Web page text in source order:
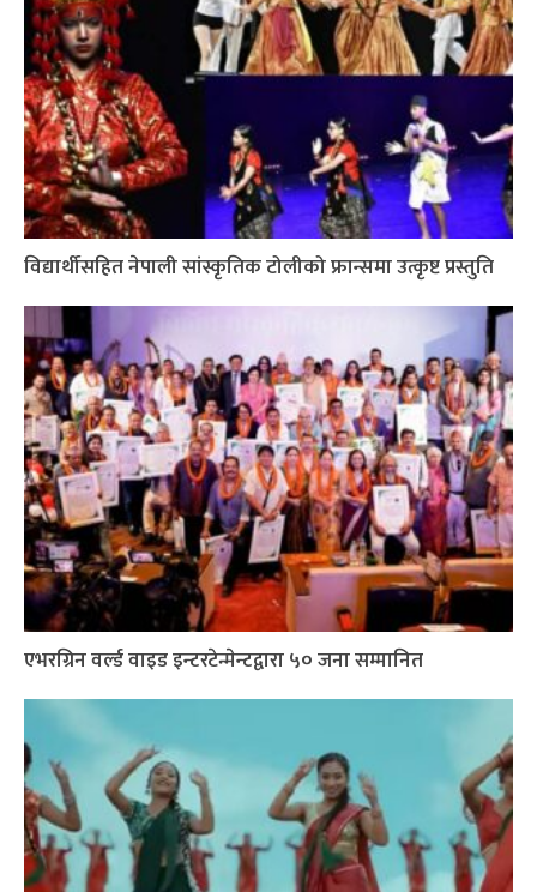
विद्यार्थीसहित नेपाली सांस्कृतिक टोलीको फ्रान्समा उत्कृष्ट प्रस्तुति
एभरग्रिन वर्ल्ड वाइड इन्टरटेन्मेन्टद्वारा ५० जना सम्मानित